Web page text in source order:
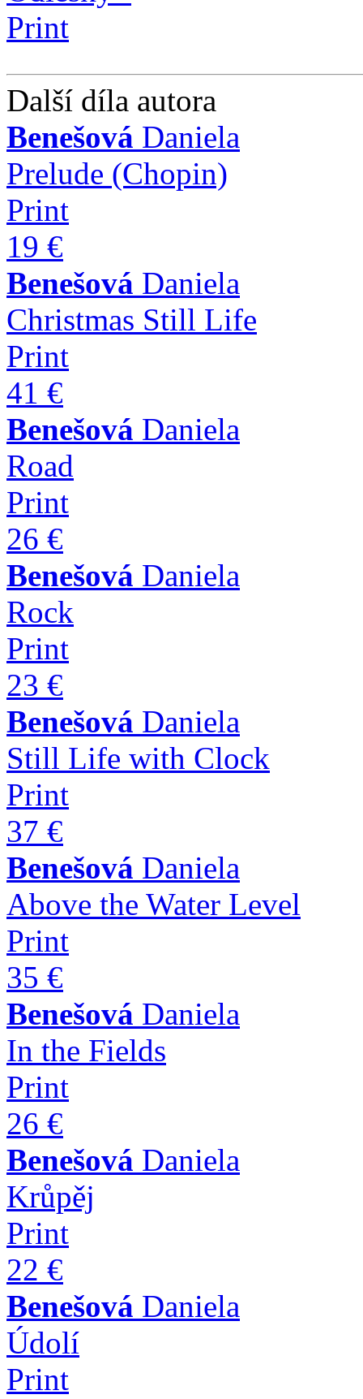
Další díla autora
Benešová Daniela
Prelude (Chopin)
Print
19 €
Benešová Daniela
Christmas Still Life
Print
41 €
Benešová Daniela
Road
Print
26 €
Benešová Daniela
Rock
Print
23 €
Benešová Daniela
Still Life with Clock
Print
37 €
Benešová Daniela
Above the Water Level
Print
35 €
Benešová Daniela
In the Fields
Print
26 €
Benešová Daniela
Krůpěj
Print
22 €
Benešová Daniela
Údolí
Print